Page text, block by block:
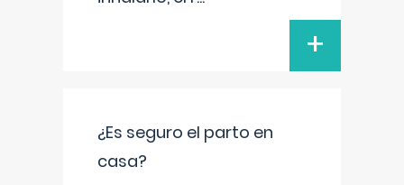
+
¿Es seguro el parto en
casa?